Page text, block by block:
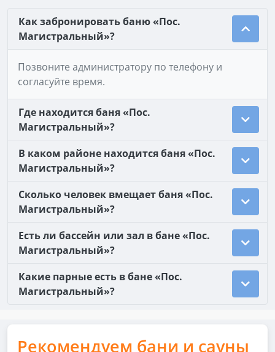
Как забронировать баню «Пос.
Магистральный»?
Позвоните администратору по телефону и
согласуйте время.
Где находится баня «Пос.
Магистральный»?
В каком районе находится баня «Пос.
Магистральный»?
Сколько человек вмещает баня «Пос.
Магистральный»?
Есть ли бассейн или зал в бане «Пос.
Магистральный»?
Какие парные есть в бане «Пос.
Магистральный»?
Рекомендуем бани и сауны